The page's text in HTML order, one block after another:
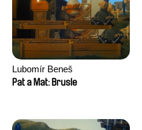
Lubomír Beneš
Pat a Mat: Brusle